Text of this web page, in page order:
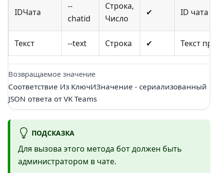
IDЧата
--
chatid
Строка,
Число
✔ ID чата
Текст --text Строка ✔ Текст
Возвращаемое значение
Соответствие Из КлючИЗначение - сериализованный
JSON ответа от VK Teams
ПОДСКАЗКА
Для вызова этого метода бот должен быть
администратором в чате.